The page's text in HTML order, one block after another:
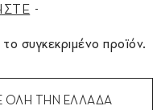
συγκεκριμένο προϊόν.
ΟΛΗ ΤΗΝ ΕΛΛΑΔΑ